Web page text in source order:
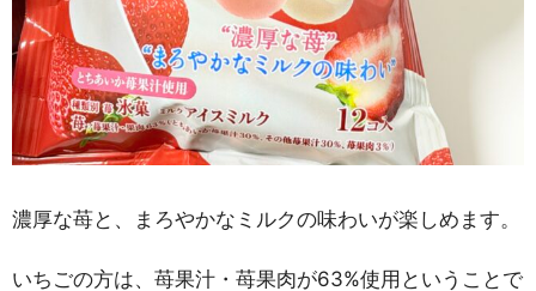
濃厚な苺と、まろやかなミルクの味わいが楽しめます。
いちごの方は、苺果汁・苺果肉が63%使用ということで